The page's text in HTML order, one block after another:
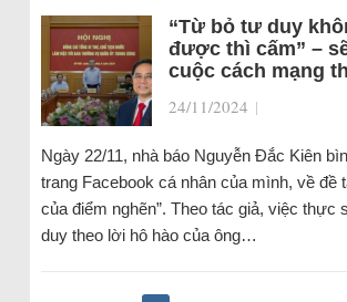
“Từ bỏ tư duy
được thì cấm” –
cuộc cách mạng
24/11/2024 |
Ngày 22/11, nhà báo Nguyễn Đắc Kiên
trang Facebook cá nhân của mình, về đề
của điểm nghẽn”. Theo tác giả, việc thực
duy theo lời hô hào của ông…